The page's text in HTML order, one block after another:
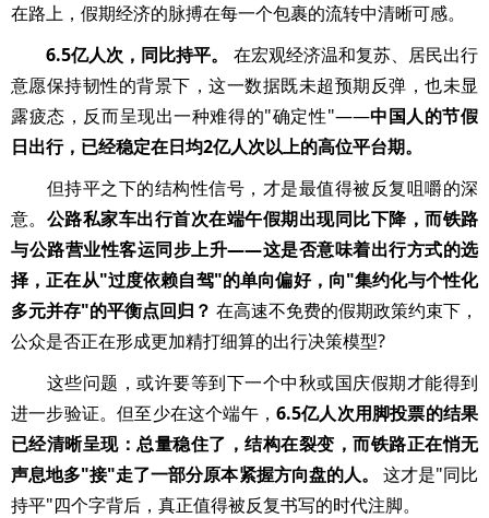
在路上，假期经济的脉搏在每一个包裹的流转中清晰可感。
6.5亿人次，同比持平。
在宏观经济温和复苏、居民出行
意愿保持韧性的背景下，这一数据既未超预期反弹，也未显
露疲态，反而呈现出一种难得的"确定性"——中国人的节假
日出行，已经稳定在日均2亿人次以上的高位平台期。
但持平之下的结构性信号，才是最值得被反复咀嚼的深
意。 公路私家车出行首次在端午假期出现同比下降，而铁路
与公路营业性客运同步上升——这是否意味着出行方式的选
择，正在从"过度依赖自驾"的单向偏好，向"集约化与个性化
多元并存"的平衡点回归？ 在高速不免费的假期政策约束下，
公众是否正在形成更加精打细算的出行决策模型?
这些问题，或许要等到下一个中秋或国庆假期才能得到
进一步验证。但至少在这个端午， 6.5亿人次用脚投票的结果
已经清晰呈现：总量稳住了，结构在裂变，而铁路正在悄无
声息地多"接"走了一部分原本紧握方向盘的人。
这才是"同比
持平"四个字背后，真正值得被反复书写的时代注脚。